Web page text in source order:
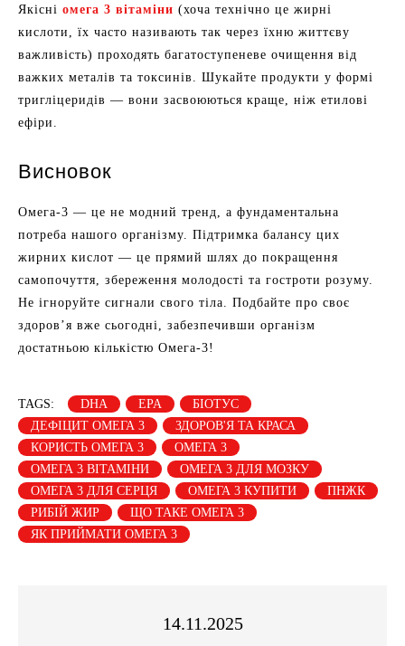
Якісні омега 3 вітаміни (хоча технічно це жирні
кислоти, їх часто називають так через їхню життєву
важливість) проходять багатоступеневе очищення від
важких металів та токсинів. Шукайте продукти у формі
тригліцеридів — вони засвоюються краще, ніж етилові
ефіри.
Висновок
Омега-3 — це не модний тренд, а фундаментальна
потреба нашого організму. Підтримка балансу цих
жирних кислот — це прямий шлях до покращення
самопочуття, збереження молодості та гостроти розуму.
Не ігноруйте сигнали свого тіла. Подбайте про своє
здоров’я вже сьогодні, забезпечивши організм
достатньою кількістю Омега-3!
TAGS: DHA EPA
БІОТУС
ДЕФІЦИТ ОМЕГА 3
ЗДОРОВ'Я ТА КРАСА
КОРИСТЬ ОМЕГА 3
ОМЕГА 3
ОМЕГА 3 ВІТАМІНИ
ОМЕГА 3 ДЛЯ МОЗКУ
ОМЕГА 3 ДЛЯ СЕРЦЯ
ОМЕГА 3 КУПИТИ
ПНЖК
РИБІЙ ЖИР
ЩО ТАКЕ ОМЕГА 3
ЯК ПРИЙМАТИ ОМЕГА 3
14.11.2025